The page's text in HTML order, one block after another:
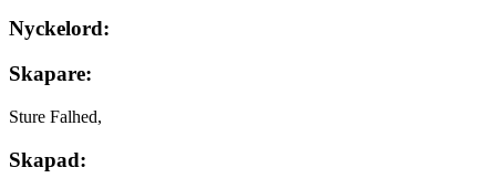
Nyckelord:
Skapare:
Sture Falhed,
Skapad: